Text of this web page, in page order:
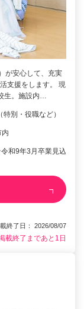
が安心して、充実
支援をします。 現
生。施設内…
別・役職など）
和9年3月卒業見込
終了日： 2026/08/07
載終了まであと1日